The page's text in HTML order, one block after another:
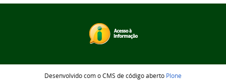
Desenvolvido com o CMS de código aberto Plone